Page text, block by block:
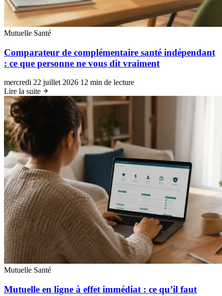
Mutuelle Santé
Comparateur de complémentaire santé indépendant
: ce que personne ne vous dit vraiment
mercredi 22 juillet 2026 12 min de lecture
Lire la suite
Mutuelle Santé
Mutuelle en ligne à effet immédiat : ce qu’il faut